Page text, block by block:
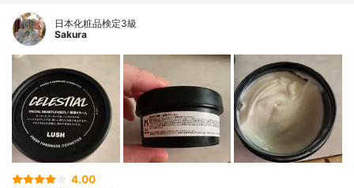
日本化粧品検定3級
Sakura
4.00